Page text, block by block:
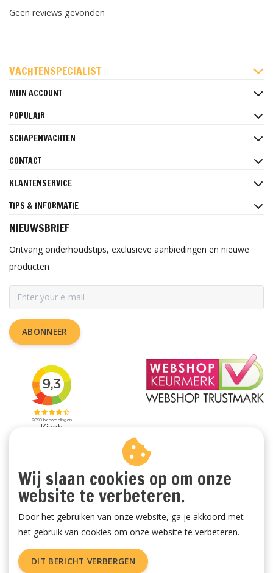
Geen reviews gevonden
VACHTENSPECIALIST
MIJN ACCOUNT
POPULAIR
SCHAPENVACHTEN
CONTACT
KLANTENSERVICE
TIPS & INFORMATIE
NIEUWSBRIEF
Ontvang onderhoudstips, exclusieve aanbiedingen en nieuwe
producten
ABONNEER
Wij slaan cookies op om onze
website te verbeteren.
Door het gebruiken van onze website, ga je akkoord met
het gebruik van cookies om onze website te verbeteren.
DIT BERICHT VERBERGEN